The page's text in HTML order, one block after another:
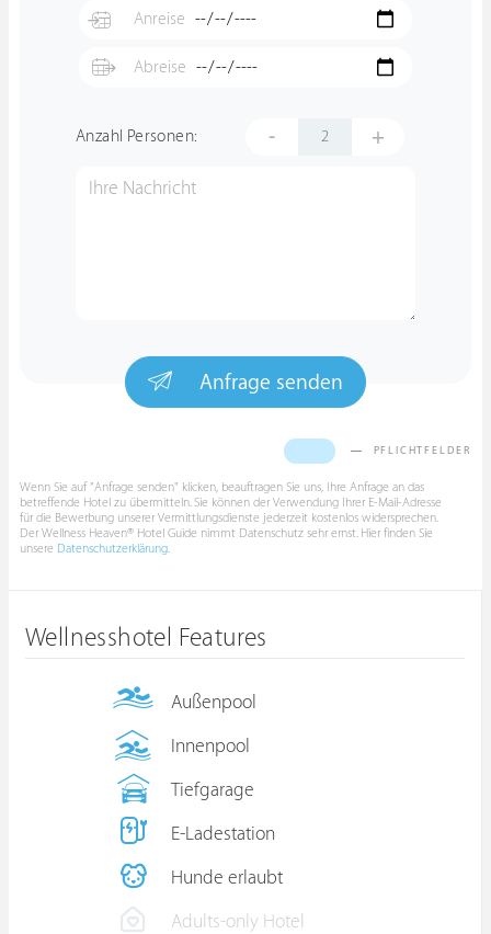
Anzahl Personen: - +
Anfrage senden
PFLICHTFELDER
Wenn Sie auf "Anfrage senden" klicken, beauftragen Sie uns, Ihre Anfrage an das
betreffende Hotel zu übermitteln. Sie können der Verwendung Ihrer E-Mail-Adresse
für die Bewerbung unserer Vermittlungsdienste jederzeit kostenlos widersprechen.
Der Wellness Heaven® Hotel Guide nimmt Datenschutz sehr ernst. Hier finden Sie
unsere Datenschutzerklärung.
Wellnesshotel Features
Außenpool
Innenpool
Tiefgarage
E-Ladestation
Hunde erlaubt
Adults-only Hotel